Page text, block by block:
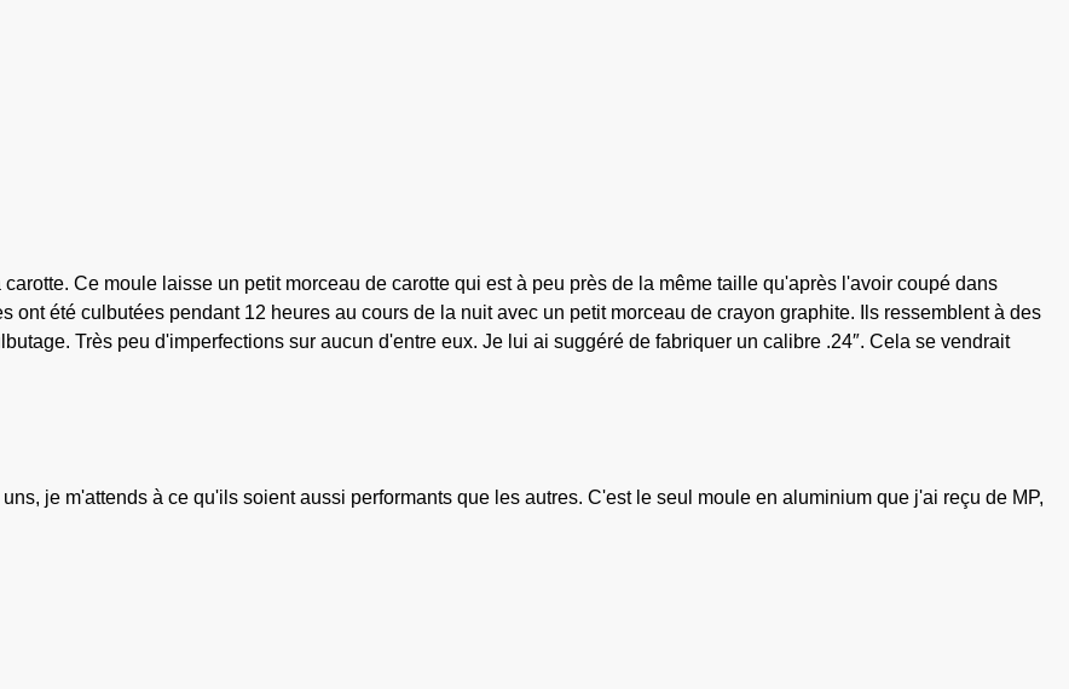
Ce moule laisse un petit morceau de carotte qui est à peu près de la même taille qu'après l'avoir coupé dans
ont été culbutées pendant 12 heures au cours de la nuit avec un petit morceau de crayon graphite. Ils ressemblent à des
Très peu d'imperfections sur aucun d'entre eux. Je lui ai suggéré de fabriquer un calibre .24″. Cela se vendrait
je m'attends à ce qu'ils soient aussi performants que les autres. C'est le seul moule en aluminium que j'ai reçu de MP,